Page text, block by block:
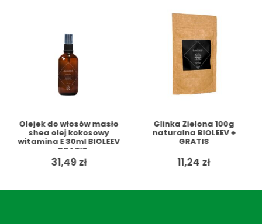
zł.
Olejek do włosów masło
shea olej kokosowy
witamina E 30ml BIOLEEV
+ GRATIS
31,49zł
Glinka Zielona 100g
naturalna BIOLEEV +
GRATIS
11,24 zł